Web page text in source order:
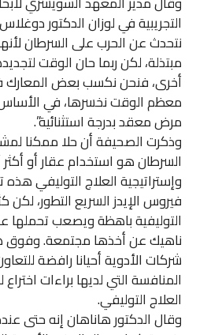
التجريبية في لوزان الدكتور
نتحدث عن الحرب على السرطان
مبتذلة، لكن ربما حان الوقت
أخرى، فنحن نكسب بعض المعارك
معظم الوقت نخسرها، في
مرض معقد بدرجة استثنائية”.
وذكرت الصحيفة أن حلا ممكنا
السرطان هو استخدام عقار أو أكثر
وإستراتيجية العلاج التوليفي
فيروس الإيدز السريع التطور، لكن
التوليفية باهظة ويصعب تحملها
ناهيك عن أخذها مجتمعة. وفوق
شركات الأدوية أحيانا رافضة
المنافسة التي لديها براءات
العلاج التوليفي.
وقال الدكتور هاناهان إنه حتى